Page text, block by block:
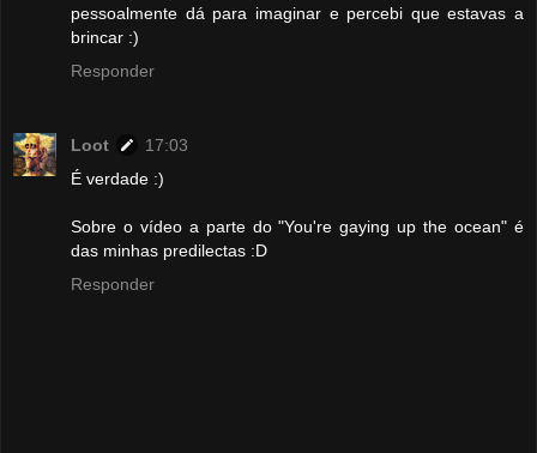
pessoalmente dá para imaginar e percebi que estavas a
brincar :)
Responder
Loot
17:03
É verdade :)
Sobre o vídeo a parte do "You're gaying up the ocean" é
das minhas predilectas :D
Responder